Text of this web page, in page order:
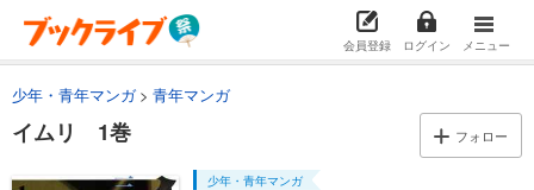
会員登録 ログイン メニュー
少年・青年マンガ 青年マンガ
イムリ 1巻 フォロー
少年・青年マンガ